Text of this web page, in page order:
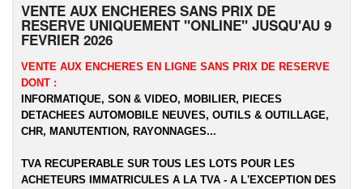
VENTE AUX ENCHERES SANS PRIX DE
RESERVE UNIQUEMENT "ONLINE" JUSQU'AU 9
FEVRIER 2026
VENTE AUX ENCHERES EN LIGNE SANS PRIX DE RESERVE
DONT :
INFORMATIQUE, SON & VIDEO, MOBILIER, PIECES
DETACHEES AUTOMOBILE NEUVES, OUTILS & OUTILLAGE,
CHR, MANUTENTION, RAYONNAGES...
TVA RECUPERABLE SUR TOUS LES LOTS POUR LES
ACHETEURS IMMATRICULES A LA TVA - A L'EXCEPTION DES